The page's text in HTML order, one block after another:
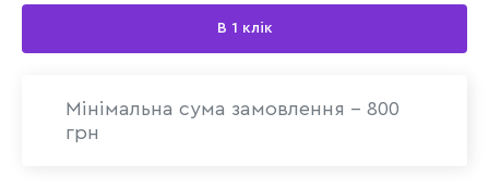
В 1 клік
Мінімальна сума замовлення - 800
грн